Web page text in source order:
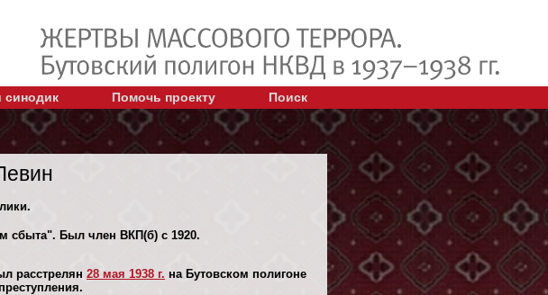
синодик Помочь проекту Поиск
сбыта". Был член ВКП(б) с 1920.
расстрелян 28 мая 1938 г. на Бутовском полигоне